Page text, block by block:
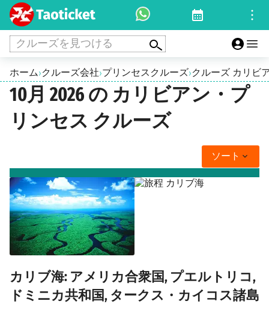
クルーズを見つける
ホーム›クルーズ会社›プリンセスクルーズ›クルーズ カリビ
10月 2026 の カリビアン・プ
リンセス クルーズ
ソート
カリブ海: アメリカ合衆国, プエルトリコ,
ドミニカ共和国, タークス・カイコス諸島